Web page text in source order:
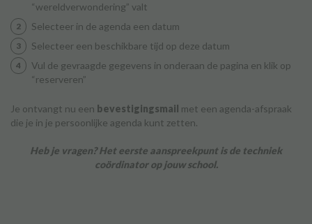
“wereldverwondering” valt
Selecteer in de agenda een datum
Selecteer een beschikbare tijd op deze datum
Vul de gevraagde gegevens in onderaan de pagina en klik op
“reserveren”
Je ontvangt nu een bevestigingsmail met een agenda-afspraak
die je in je persoonlijke agenda kunt zetten.
Heb je vragen? Het eerste aanspreekpunt is de techniek
coördinator op jouw school.